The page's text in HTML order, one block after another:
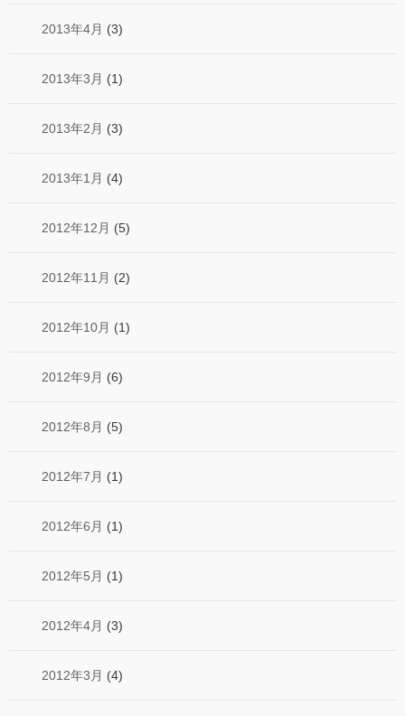
2013年4月 (3)
2013年3月 (1)
2013年2月 (3)
2013年1月 (4)
2012年12月 (5)
2012年11月 (2)
2012年10月 (1)
2012年9月 (6)
2012年8月 (5)
2012年7月 (1)
2012年6月 (1)
2012年5月 (1)
2012年4月 (3)
2012年3月 (4)